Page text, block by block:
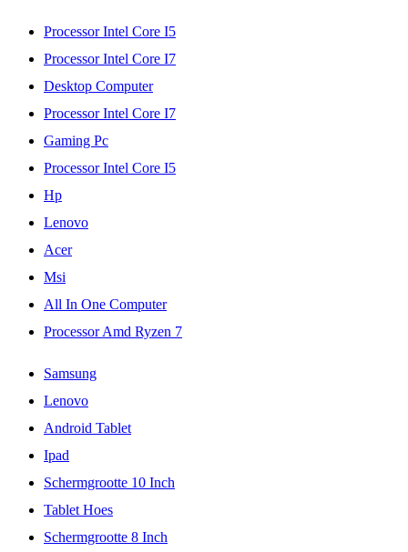
Processor Intel Core I5
Processor Intel Core I7
Desktop Computer
Processor Intel Core I7
Gaming Pc
Processor Intel Core I5
Hp
Lenovo
Acer
Msi
All In One Computer
Processor Amd Ryzen 7
Samsung
Lenovo
Android Tablet
Ipad
Schermgrootte 10 Inch
Tablet Hoes
Schermgrootte 8 Inch